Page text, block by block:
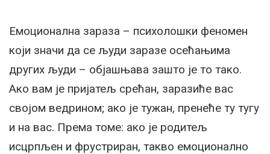
Емоционална зараза – психолошки феномен
који значи да се људи заразе осећањима
других људи – објашњава зашто је то тако.
Ако вам је пријатељ срећан, заразиће вас
својом ведрином; ако је тужан, пренеће ту тугу
и на вас. Према томе: ако је родитељ
исцрпљен и фрустриран, такво емоционално